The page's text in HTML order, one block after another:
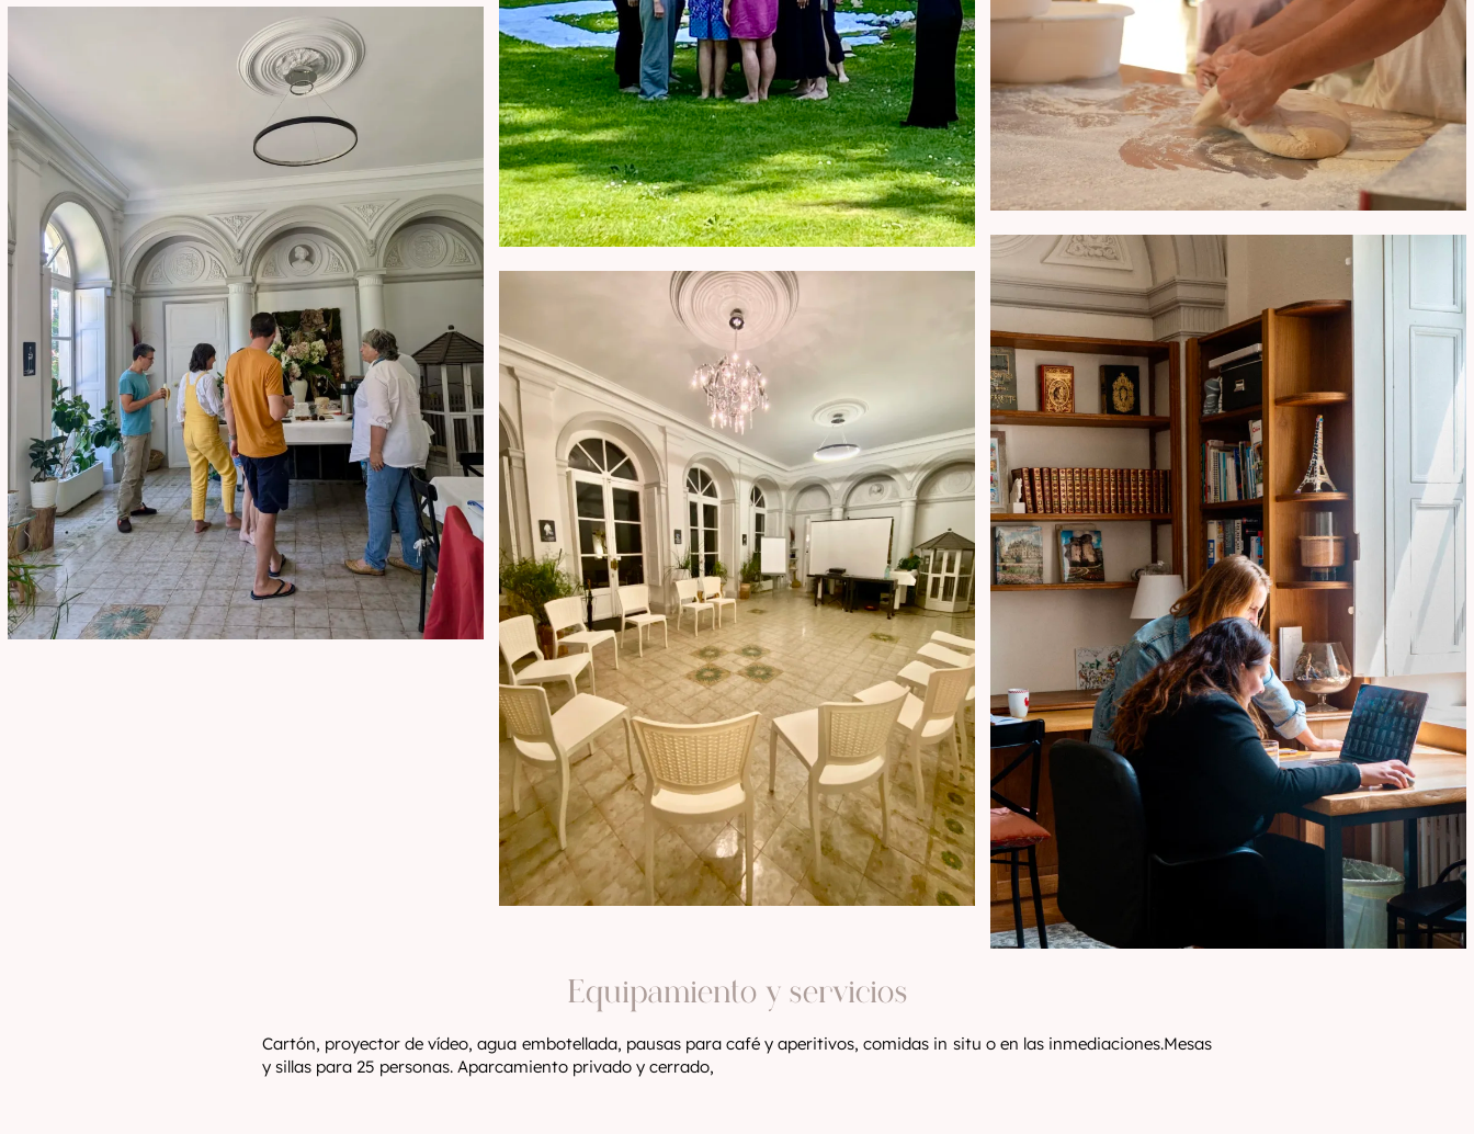
Equipamiento y servicios
Cartón, proyector de vídeo, agua embotellada, pausas para café y aperitivos, comidas in situ o en las inmediaciones.Mesas
y sillas para 25 personas. Aparcamiento privado y cerrado,